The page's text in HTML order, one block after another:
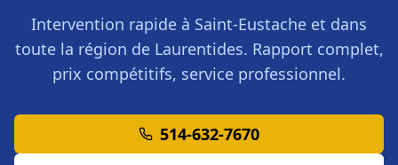
Intervention rapide à Saint-Eustache et dans
toute la région de Laurentides. Rapport complet,
prix compétitifs, service professionnel.
514-632-7670